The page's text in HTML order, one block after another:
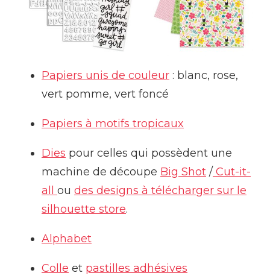
Papiers unis de couleur : blanc, rose,
vert pomme, vert foncé
Papiers à motifs tropicaux
Dies pour celles qui possèdent une
machine de découpe Big Shot / Cut-it-
all ou des designs à télécharger sur le
silhouette store.
Alphabet
Colle et pastilles adhésives